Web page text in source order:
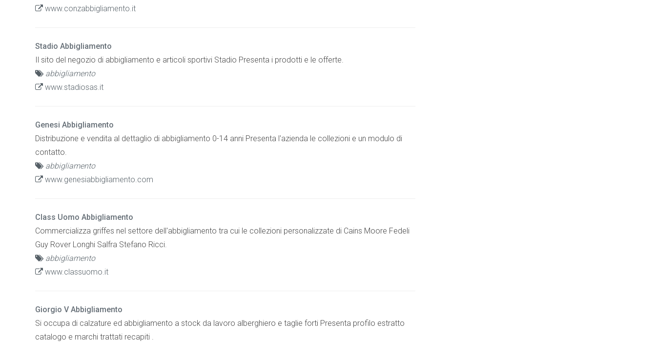
www.conzabbigliamento.it
Stadio Abbigliamento
Il sito del negozio di abbigliamento e articoli sportivi Stadio Presenta i prodotti e le offerte.
abbigliamento
www.stadiosas.it
Genesi Abbigliamento
Distribuzione e vendita al dettaglio di abbigliamento 0-14 anni Presenta l'azienda le collezioni e un modulo di
contatto.
abbigliamento
www.genesiabbigliamento.com
Class Uomo Abbigliamento
Commercializza griffes nel settore dell'abbigliamento tra cui le collezioni personalizzate di Cains Moore Fedeli
Guy Rover Longhi Salfra Stefano Ricci.
abbigliamento
www.classuomo.it
Giorgio V Abbigliamento
Si occupa di calzature ed abbigliamento a stock da lavoro alberghiero e taglie forti Presenta profilo estratto
catalogo e marchi trattati recapiti .